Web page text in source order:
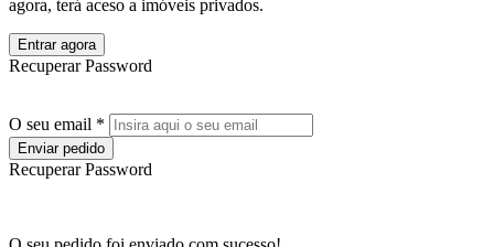
agora, terá aceso a imóveis privados.
Entrar agora
Recuperar Password
O seu email *
Enviar pedido
Recuperar Password